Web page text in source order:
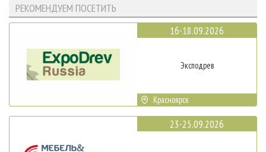
РЕКОМЕНДУЕМ ПОСЕТИТЬ
16-18.09.2026
Эксподрев
Красноярск
23-25.09.2026